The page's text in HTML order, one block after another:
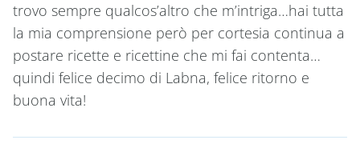
trovo sempre qualcos’altro che m’intriga…hai tutta
la mia comprensione però per cortesia continua a
postare ricette e ricettine che mi fai contenta…
quindi felice decimo di Labna, felice ritorno e
buona vita!